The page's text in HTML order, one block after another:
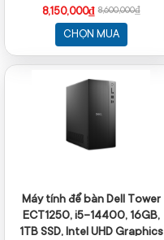
/Bluetooth /Keyboard
/Mouse / Windows 11 Home /
1Y WTY
8,150,000₫ 8,600,000₫
CHỌN MUA
Máy tính để bàn Dell Tower
ECT1250, i5-14400, 16GB,
1TB SSD, Intel UHD Graphics